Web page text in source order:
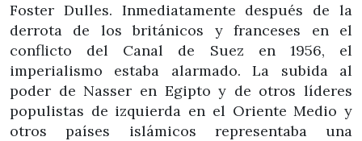
Foster Dulles. Inmediatamente después de la
derrota de los británicos y franceses en el
conflicto del Canal de Suez en 1956, el
imperialismo estaba alarmado. La subida al
poder de Nasser en Egipto y de otros líderes
populistas de izquierda en el Oriente Medio y
otros países islámicos representaba una